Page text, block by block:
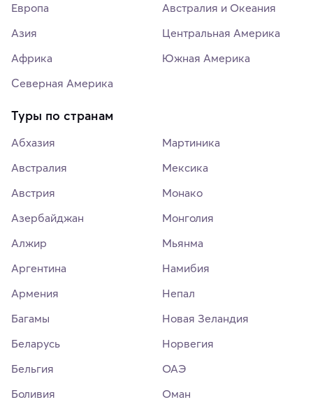
Европа
Азия
Африка
Северная Америка
Австралия и Океания
Центральная Америка
Южная Америка
Туры по странам
Абхазия
Австралия
Австрия
Азербайджан
Алжир
Аргентина
Армения
Багамы
Беларусь
Бельгия
Боливия
Мартиника
Мексика
Монако
Монголия
Мьянма
Намибия
Непал
Новая Зеландия
Норвегия
ОАЭ
Оман